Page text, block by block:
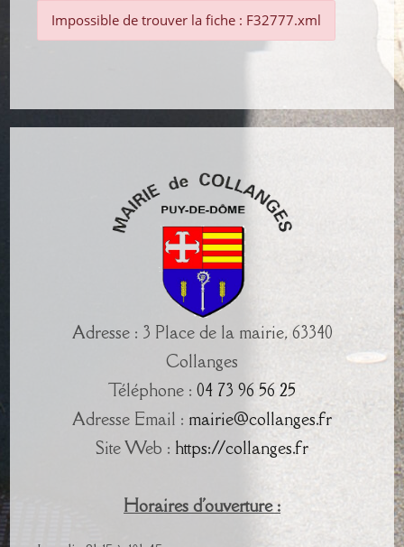
Impossible de trouver la fiche : F32777.xml
Adresse : 3 Place de la mairie, 63340
Collanges
Téléphone : 04 73 96 56 25
Adresse Email : mairie@collanges.fr
Site Web : https://collanges.fr
Horaires d'ouverture :